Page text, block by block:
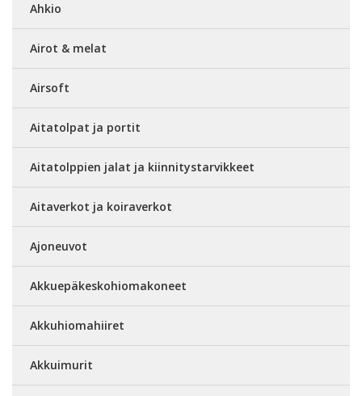
Ahkio
Airot & melat
Airsoft
Aitatolpat ja portit
Aitatolppien jalat ja kiinnitystarvikkeet
Aitaverkot ja koiraverkot
Ajoneuvot
Akkuepäkeskohiomakoneet
Akkuhiomahiiret
Akkuimurit